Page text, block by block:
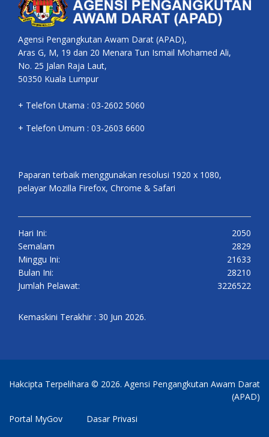
Agensi Pengangkutan Awam Darat (APAD),
Aras G, M, 19 dan 20 Menara Tun Ismail Mohamed Ali,
No. 25 Jalan Raja Laut,
50350 Kuala Lumpur
+ Telefon Utama : 03-2602 5060
+ Telefon Umum : 03-2603 6600
Paparan terbaik menggunakan resolusi 1920 x 1080,
pelayar Mozilla Firefox, Chrome & Safari
Hari Ini:
2050
Semalam
2829
Minggu Ini:
21633
Bulan Ini:
28210
Jumlah Pelawat:
3226522
Kemaskini Terakhir : 30 Jun 2026.
Hakcipta Terpelihara © 2026. Agensi Pengangkutan Awam Darat
(APAD)
Portal MyGov
Dasar Privasi